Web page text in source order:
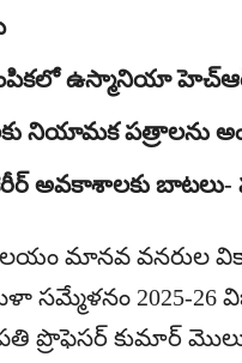
ఉస్మానియా
నియామక పత్రాలను
అవకాశాలకు బాటలు-
మానవ వనరుల
సమ్మేళనం 2025-
ప్రొఫెసర్ కుమార్